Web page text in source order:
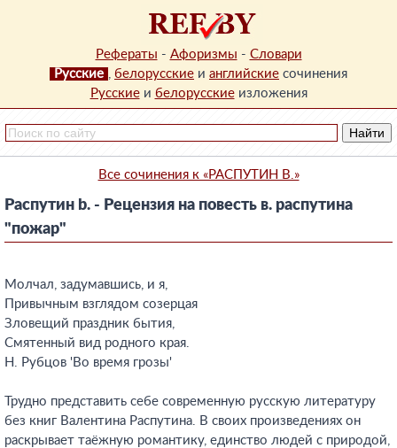
Рефераты - Афоризмы - Словари
Русские , белорусские и английские сочинения
Русскиеи белорусскиеизложения
Все сочинения к «РАСПУТИН B.»
Распутин b. - Рецензия на повесть в. распутина
"пожар"
Молчал, задумавшись, и я,
Привычным взглядом созерцая
Зловещий праздник бытия,
Смятенный вид родного края.
Н. Рубцов 'Во время грозы'
Трудно представить себе современную русскую литературу
без книг Валентина Распутина. В своих произведениях он
раскрывает таёжную романтику, единство людей с природой,